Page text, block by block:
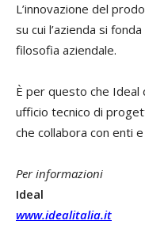
L’innovazione del
su cui l’azienda si
filosofia aziendale.
È per questo che Ideal
ufficio tecnico di
che collabora con enti
Per informazioni
Ideal
www.idealitalia.it